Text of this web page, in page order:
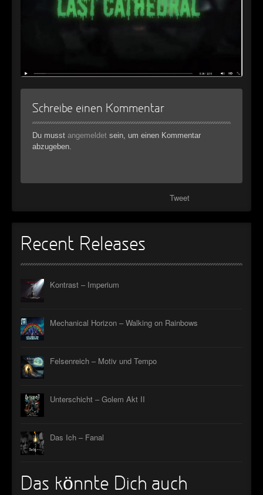
Schreibe einen Kommentar
Du musst angemeldet sein, um einen Kommentar
abzugeben.
Tweet
Recent Releases
Kontrast – Imperium
Mechanical Horizon – Walking on Rainbows
Felsenreich – Motiv und Tempo
Unterschicht – Golem Akt II
Das Ich – Fanal
Das könnte Dich auch